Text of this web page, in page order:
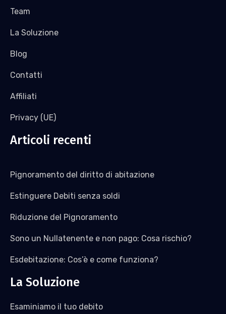
Team
La Soluzione
Blog
Contatti
Affiliati
Privacy (UE)
Articoli recenti
Pignoramento del diritto di abitazione
Estinguere Debiti senza soldi
Riduzione del Pignoramento
Sono un Nullatenente e non pago: Cosa rischio?
Esdebitazione: Cos’è e come funziona?
La Soluzione
Esaminiamo il tuo debito